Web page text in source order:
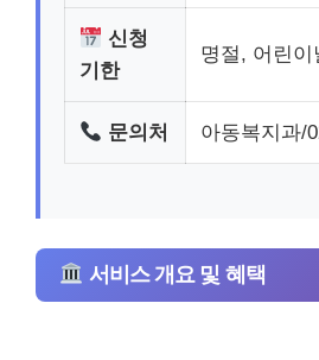
신청
기한
명절, 어린이
문의처 아동복지과/
서비스 개요 및 혜택